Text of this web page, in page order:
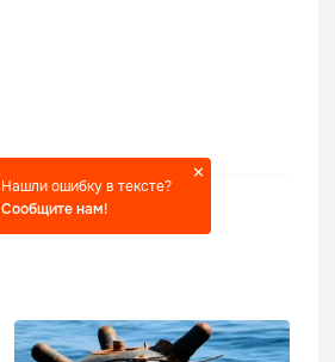
Нашли ошибку в тексте?
Сообщите нам!